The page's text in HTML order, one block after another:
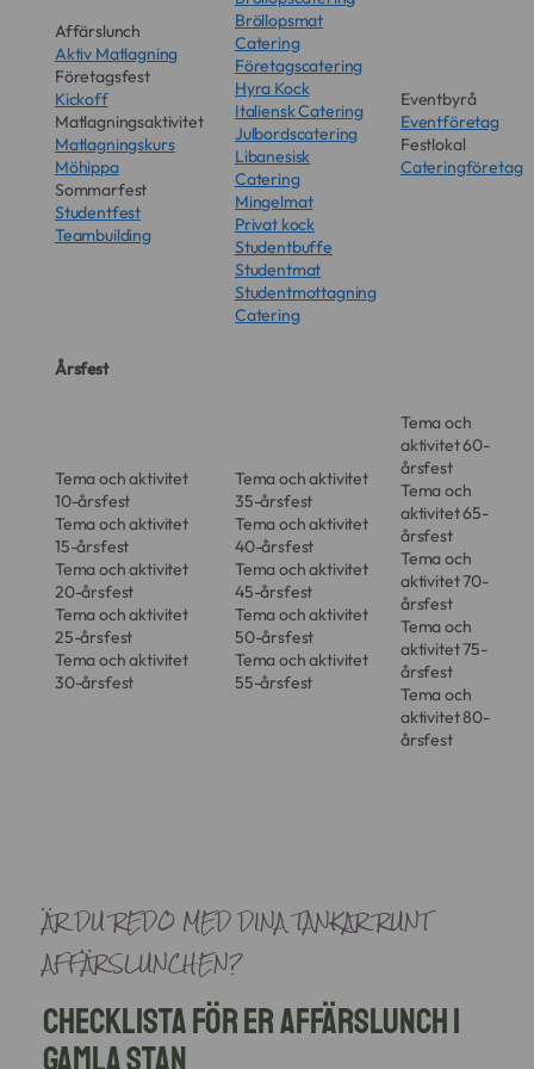
Affärslunch
Aktiv Matlagning
Företagsfest
Kickoff
Matlagningsaktivitet
Matlagningskurs
Möhippa
Sommarfest
Studentfest
Teambuilding
Bröllopsmat
Catering
Företagscatering
Hyra Kock
Italiensk Catering
Julbordscatering
Libanesisk
Catering
Mingelmat
Privat kock
Studentbuffe
Studentmat
Studentmottagning
Catering
Eventbyrå
Eventföretag
Festlokal
Cateringföretag
Årsfest
Tema och aktivitet
10-årsfest
Tema och aktivitet
15-årsfest
Tema och aktivitet
20-årsfest
Tema och aktivitet
25-årsfest
Tema och aktivitet
30-årsfest
Tema och aktivitet
35-årsfest
Tema och aktivitet
40-årsfest
Tema och aktivitet
45-årsfest
Tema och aktivitet
50-årsfest
Tema och aktivitet
55-årsfest
Tema och
aktivitet 60-
årsfest
Tema och
aktivitet 65-
årsfest
Tema och
aktivitet 70-
årsfest
Tema och
aktivitet 75-
årsfest
Tema och
aktivitet 80-
årsfest
ÄR DU REDO MED DINA TANKAR RUNT
AFFÄRSLUNCHEN?
Checklista för er affärslunch i